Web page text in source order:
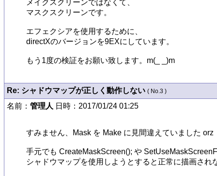
メイクスクリーンではなくて、
マスクスクリーンです。
エフェクシアを使用するために、
directXのバージョンを9EXにしています。
もう1度の検証をお願い致します。m(_ _)m
Re: シャドウマップが正しく動作しない ( No.3 )
名前： 管理人 日時：2017/01/24 01:25
すみません、Mask を Make に見間違えていました orz
手元でも CreateMaskScreen(); や
シャドウマップを使用しようとすると正常に描画され